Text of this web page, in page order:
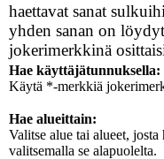
haettavat sanat
yhden sanan on
jokerimerkkinä
Hae käyttäjätunnuksella:
Käytä *-merkkiä
Hae alueittain:
Valitse alue tai alueet, josta
valitsemalla se alapuolelta.